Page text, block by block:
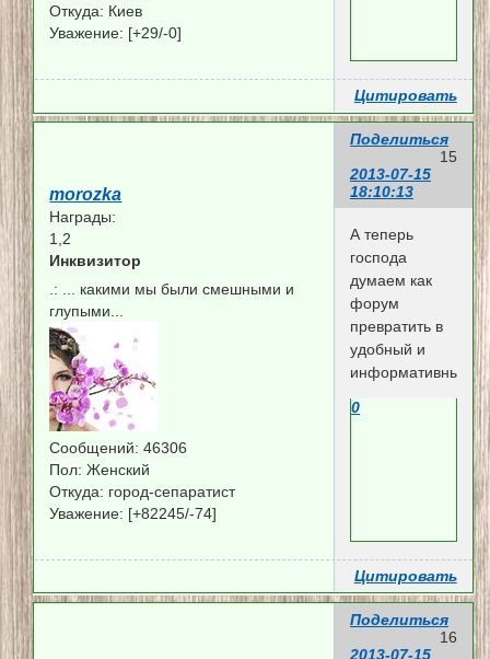
Откуда: Киев
Уважение: [+29/-0]
Цитировать
Поделиться
15
2013-07-15
18:10:13
morozka
Награды:
1,2
Инквизитор
.: ... какими мы были смешными и
глупыми...
Сообщений: 46306
Пол: Женский
Откуда: город-сепаратист
Уважение: [+82245/-74]
А теперь
господа
думаем как
форум
превратить в
удобный и
информативный...
0
Цитировать
Поделиться
16
2013-07-15